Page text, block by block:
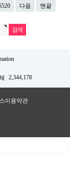
다음 맨끝
2,344,178
이용약관